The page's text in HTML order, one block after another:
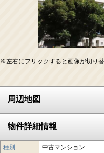
※左右にフリックすると画像が切り替
周辺地図
物件詳細情報
種別
中古マンション